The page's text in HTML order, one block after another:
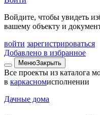
Войдите, чтобы увидеть
вашему объекту и
войти зарегистрироваться
Добавлено в избранное
МенюЗакрыть
Все проекты из каталога
в каркасномисполнении
Дачные дома